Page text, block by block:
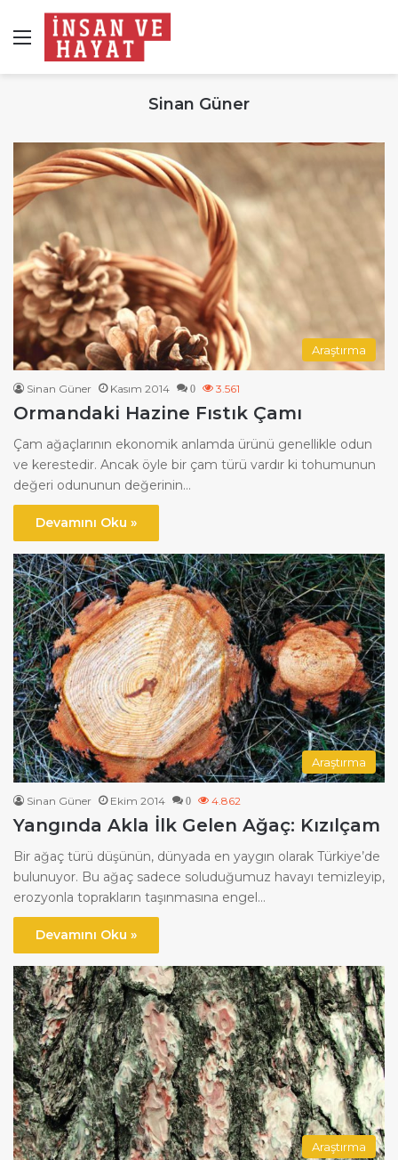
Menü
Sinan Güner
Araştırma
Sinan Güner Kasım 2014 0 3.561
Ormandaki Hazine Fıstık Çamı
Çam ağaçlarının ekonomik anlamda ürünü genellikle odun
ve kerestedir. Ancak öyle bir çam türü vardır ki tohumunun
değeri odununun değerinin…
Devamını Oku »
Araştırma
Sinan Güner Ekim 2014 0 4.862
Yangında Akla İlk Gelen Ağaç: Kızılçam
Bir ağaç türü düşünün, dünyada en yaygın olarak Türkiye’de
bulunuyor. Bu ağaç sadece soluduğumuz havayı temizleyip,
erozyonla toprakların taşınmasına engel…
Devamını Oku »
Araştırma